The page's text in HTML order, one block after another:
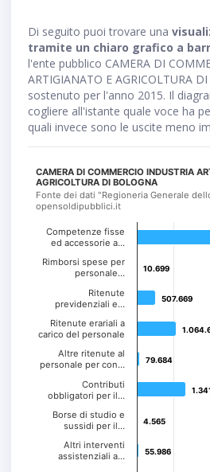
Di seguito puoi trovare una
tramite un chiaro grafico a
l'ente pubblico CAMERA DI
ARTIGIANATO E AGRICOLTURA
sostenuto per l'anno 2015. Il
cogliere all'istante quale voce ha
quali invece sono le uscite meno
CAMERA DI COMMERCIO INDUSTRIA
AGRICOLTURA DI BOLOGNA
Fonte dei dati "Regioneria Generale
opensoldipubblici.it
10.699
10.699
507.669
507.669
79.684
79.684
4.565
4.565
55.986
55.986
Competenze fisse
ed accessorie a…
Rimborsi spese per
personale…
Ritenute
previdenziali e…
Ritenute erariali a
carico del personale
Altre ritenute al
personale per con…
Contributi
obbligatori per il…
Borse di studio e
sussidi per il…
Altri interventi
assistenziali a…